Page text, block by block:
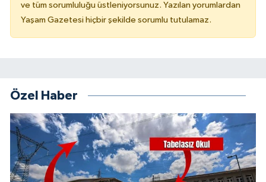
ve tüm sorumluluğu üstleniyorsunuz. Yazılan yorumlardan
Yaşam Gazetesi hiçbir şekilde sorumlu tutulamaz.
Özel Haber